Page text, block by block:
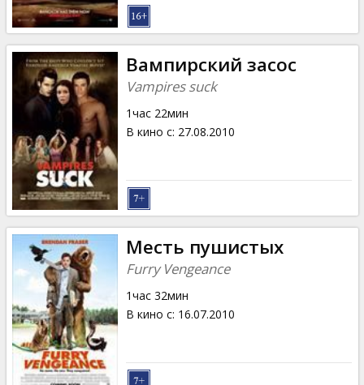
Вампирский засос
Vampires suck
1час 22мин
В кино с: 27.08.2010
Месть пушистых
Furry Vengeance
1час 32мин
В кино с: 16.07.2010